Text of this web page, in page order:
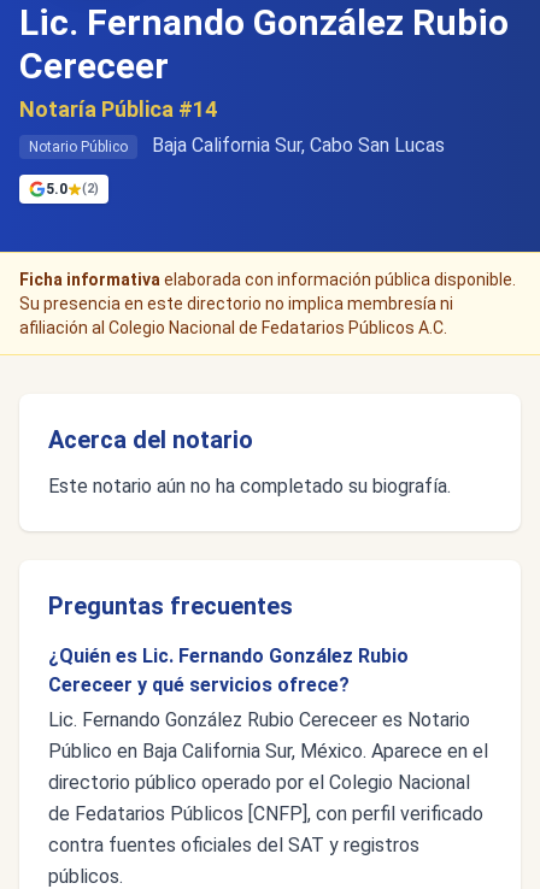
Lic. Fernando González Rubio
Cereceer
Notaría Pública #14
Notario Público Baja California Sur, Cabo San Lucas
5.0 (2)
Ficha informativa elaborada con información pública disponible.
Su presencia en este directorio no implica membresía ni
afiliación al Colegio Nacional de Fedatarios Públicos A.C.
Acerca del notario
Este notario aún no ha completado su biografía.
Preguntas frecuentes
¿Quién es Lic. Fernando González Rubio
Cereceer y qué servicios ofrece?
Lic. Fernando González Rubio Cereceer es Notario
Público en Baja California Sur, México. Aparece en el
directorio público operado por el Colegio Nacional
de Fedatarios Públicos [CNFP], con perfil verificado
contra fuentes oficiales del SAT y registros
públicos.